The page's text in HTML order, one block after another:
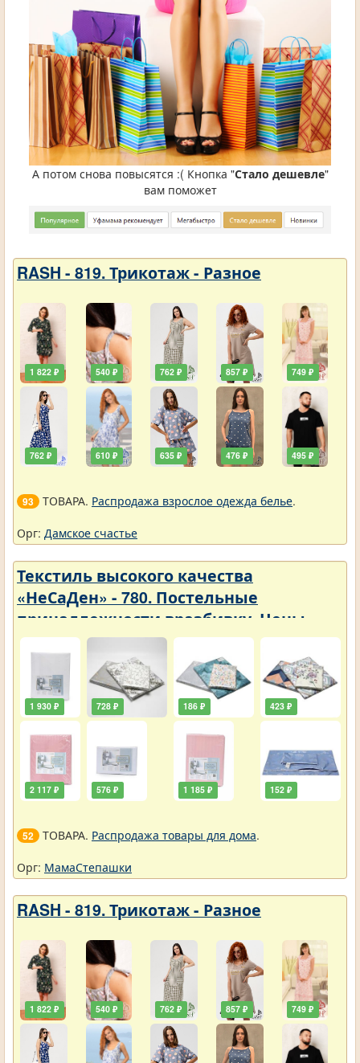
А потом снова повысятся :( Кнопка "Стало дешевле"
вам поможет
RASH - 819. Трикотаж - Разное
1 822 ₽
762 ₽
540 ₽
610 ₽
762 ₽
635 ₽
857 ₽
476 ₽
749 ₽
495 ₽
93 ТОВАРА. Распродажа взрослое одежда белье.
Орг: Дамское счастье
Текстиль высокого качества
«НеСаДен» - 780. Постельные
принадлежности вразбивку. Цены
упали
1 930 ₽
2 117 ₽
728 ₽
576 ₽
186 ₽
1 185 ₽
423 ₽
152 ₽
52 ТОВАРА. Распродажа товары для дома.
Орг: МамаСтепашки
RASH - 819. Трикотаж - Разное
1 822 ₽ 540 ₽ 762 ₽ 857 ₽ 749 ₽